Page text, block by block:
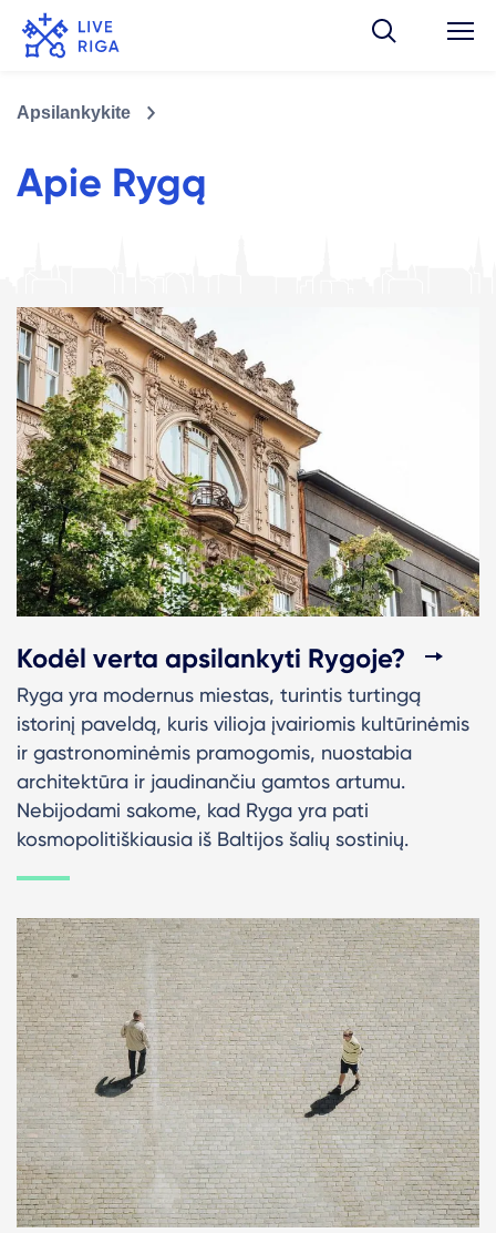
Apsilankykite
Apie Rygą
Kodėl verta apsilankyti Rygoje?
Ryga yra modernus miestas, turintis turtingą
istorinį paveldą, kuris vilioja įvairiomis kultūrinėmis
ir gastronominėmis pramogomis, nuostabia
architektūra ir jaudinančiu gamtos artumu.
Nebijodami sakome, kad Ryga yra pati
kosmopolitiškiausia iš Baltijos šalių sostinių.